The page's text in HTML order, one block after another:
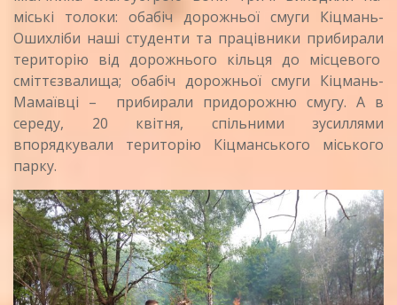
міські толоки: обабіч дорожньої смуги Кіцмань-
Ошихліби наші студенти та працівники прибирали
територію від дорожнього кільця до місцевого
сміттєзвалища; обабіч дорожньої смуги Кіцмань-
Мамаївці – прибирали придорожню смугу. А в
середу, 20 квітня, спільними зусиллями
впорядкували територію Кіцманського міського
парку.